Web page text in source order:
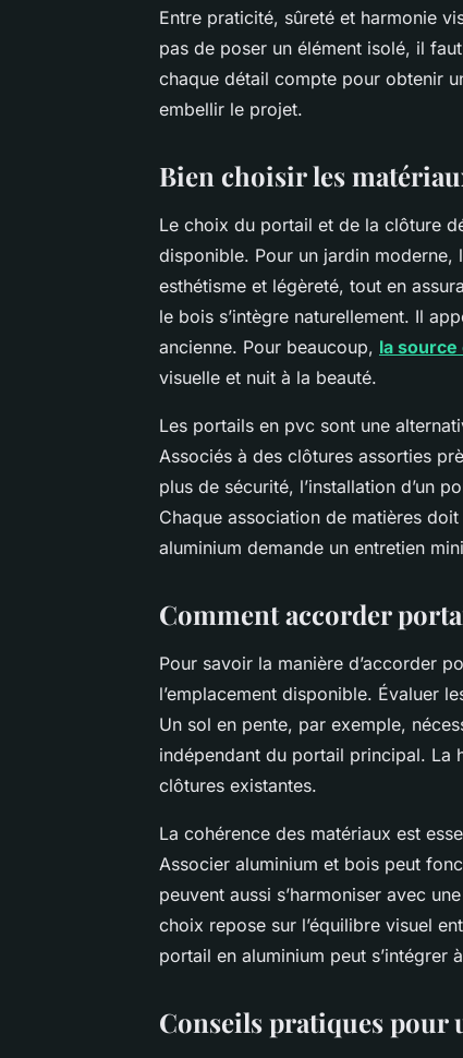
Entre praticité, sûreté et harmonie
pas de poser un élément isolé, il
chaque détail compte pour obtenir
embellir le projet.
Bien choisir les
Le choix du portail et de la clôture
disponible. Pour un jardin moderne,
esthétisme et légèreté, tout en
le bois s’intègre naturellement. Il
ancienne. Pour beaucoup, la source
visuelle et nuit à la beauté.
Les portails en pvc sont une
Associés à des clôtures assorties
plus de sécurité, l’installation d’un
Chaque association de matières
aluminium demande un entretien
Comment accorder
Pour savoir la manière d’accorder
l’emplacement disponible. Évaluer
Un sol en pente, par exemple,
indépendant du portail principal. La
clôtures existantes.
La cohérence des matériaux est
Associer aluminium et bois peut
peuvent aussi s’harmoniser avec
choix repose sur l’équilibre visuel
portail en aluminium peut s’intégrer
Conseils pratiques pour